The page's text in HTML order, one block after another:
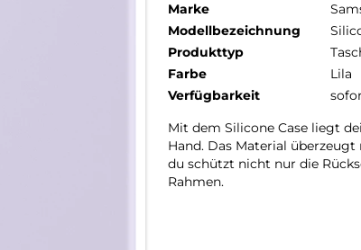
Marke
Modellbezeichnung
Produkttyp
Farbe
Lila
Verfügbarkeit
Mit dem Silicone Case liegt
Hand. Das Material
du schützt nicht nur die
Rahmen.